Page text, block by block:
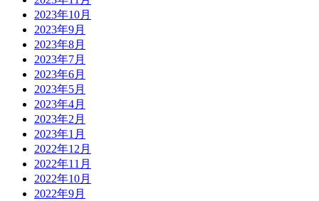
2023年10月
2023年9月
2023年8月
2023年7月
2023年6月
2023年5月
2023年4月
2023年2月
2023年1月
2022年12月
2022年11月
2022年10月
2022年9月